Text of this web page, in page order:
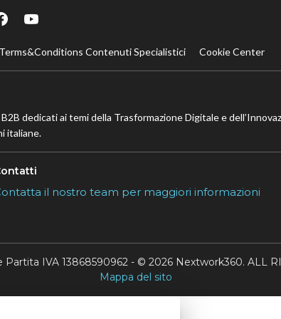
Terms&Conditions Contenuti Specialistici Cookie Center
dedicati ai temi della Trasformazione Digitale e
italiane.
il nostro team per maggiori informazioni
IVA 13868590962 - © 2026 Nextwork360. ALL
Mappa del sito